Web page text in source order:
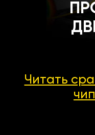
Читать